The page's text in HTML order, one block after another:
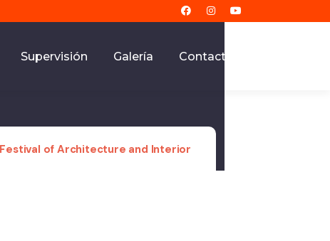
Supervisión Galería Contacto
Festival of Architecture and Interior